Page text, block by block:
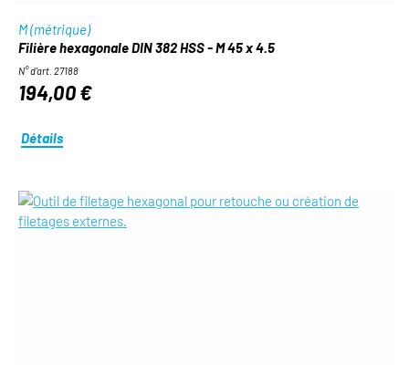
M (métrique)
Filière hexagonale DIN 382 HSS - M 45 x 4.5
N° d'art. 27188
194,00 €
Détails